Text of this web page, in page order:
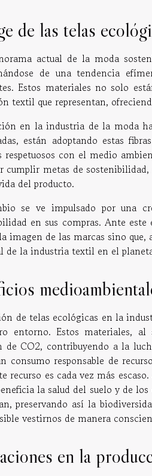
de las telas
actual de la moda
de una tendencia
Estos materiales no solo
textil que representan,
en la industria de la moda
están adoptando estas
respetuosos con el medio
cumplir metas de
del producto.
se ve impulsado por una
en sus compras. Ante
imagen de las marcas sino
de la industria textil en el
de telas ecológicas en la
entorno. Estos materiales, al
de CO2, contribuyendo a la
consumo responsable de
recurso es cada vez más
la salud del suelo y de
preservando así la
vestirnos de manera
en la